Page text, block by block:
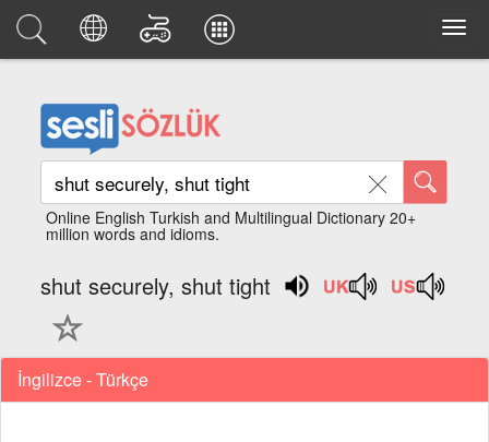
Online English Turkish and Multilingual Dictionary 20+
million words and idioms.
shut securely, shut tight
İngilizce - Türkçe